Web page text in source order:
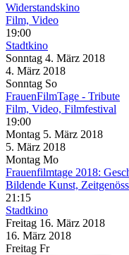
Widerstandskino
Film, Video
19:00
Stadtkino
Sonntag 4. März 2018
4. März 2018
Sonntag So
FrauenFilmTage - Tribute
Film, Video, Filmfestival
19:00
Montag 5. März 2018
5. März 2018
Montag Mo
Frauenfilmtage 2018:
Bildende Kunst,
21:15
Stadtkino
Freitag 16. März 2018
16. März 2018
Freitag Fr